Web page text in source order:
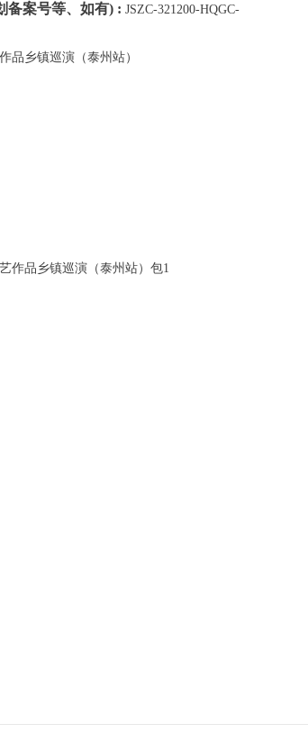
备案号等、如有) : JSZC-321200-HQGC-
品乡镇巡演（泰州站）
作品乡镇巡演（泰州站）包1